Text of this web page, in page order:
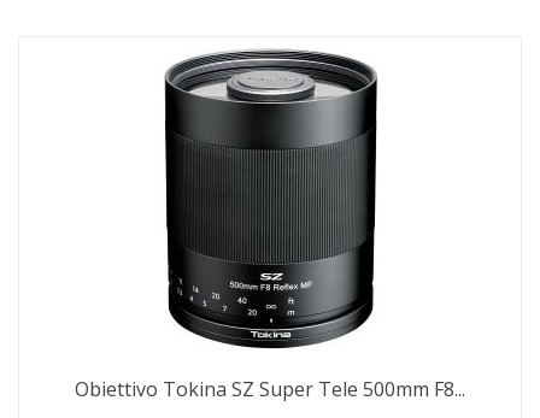
Obiettivo Tokina SZ Super Tele 500mm F8...